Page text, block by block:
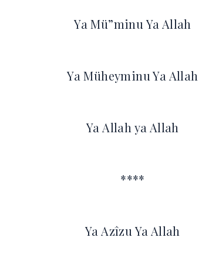
Ya Mü”minu Ya Allah
Ya Müheyminu Ya Allah
Ya Allah ya Allah
****
Ya Azîzu Ya Allah